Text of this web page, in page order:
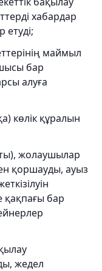
хабардар
етуді;
маймыл
бар
алуға
көлік құралын
жолаушылар
қоршауды, ауыз
қақпағы бар
жедел